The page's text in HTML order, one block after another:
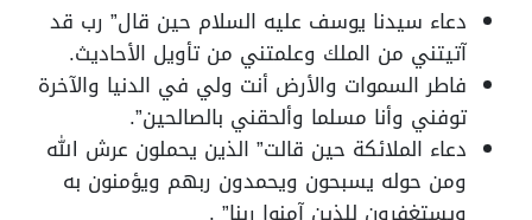
دعاء سيدنا يوسف عليه السلام حين قال” رب قد
آتيتني من الملك وعلمتني من تأويل الأحاديث.
فاطر السموات والأرض أنت ولي في الدنيا والآخرة
توفني وأنا مسلما وألحقني بالصالحين”.
دعاء الملائكة حين قالت” الذين يحملون عرش الله
ومن حوله يسبحون ويحمدون ربهم ويؤمنون به